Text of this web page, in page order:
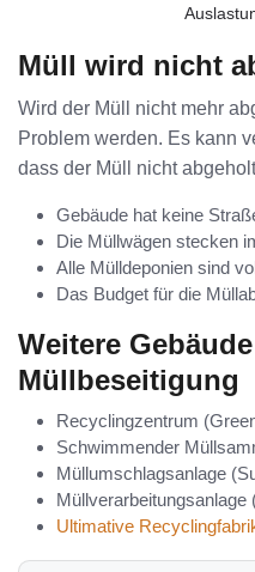
Müll wird nicht
Wird der Müll nicht mehr
Problem werden. Es kann
dass der Müll nicht
Gebäude hat keine
Die Müllwägen stecken
Alle Mülldeponien sind
Das Budget für die
Weitere
Müllbeseitigung
Recyclingzentrum
Schwimmender
Müllumschlagsanlage
Müllverarbeitungsanlage
Ultimative